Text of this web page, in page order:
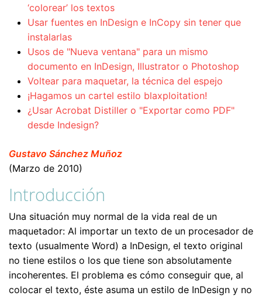
‘colorear’ los textos
Usar fuentes en InDesign e InCopy sin tener que
instalarlas
Usos de "Nueva ventana" para un mismo
documento en InDesign, Illustrator o Photoshop
Voltear para maquetar, la técnica del espejo
¡Hagamos un cartel estilo blaxploitation!
¿Usar Acrobat Distiller o "Exportar como PDF"
desde Indesign?
Gustavo Sánchez Muñoz
(Marzo de 2010)
Introducción
Una situación muy normal de la vida real de un
maquetador: Al importar un texto de un procesador de
texto (usualmente Word) a InDesign, el texto original
no tiene estilos o los que tiene son absolutamente
incoherentes. El problema es cómo conseguir que, al
colocar el texto, éste asuma un estilo de InDesign y no